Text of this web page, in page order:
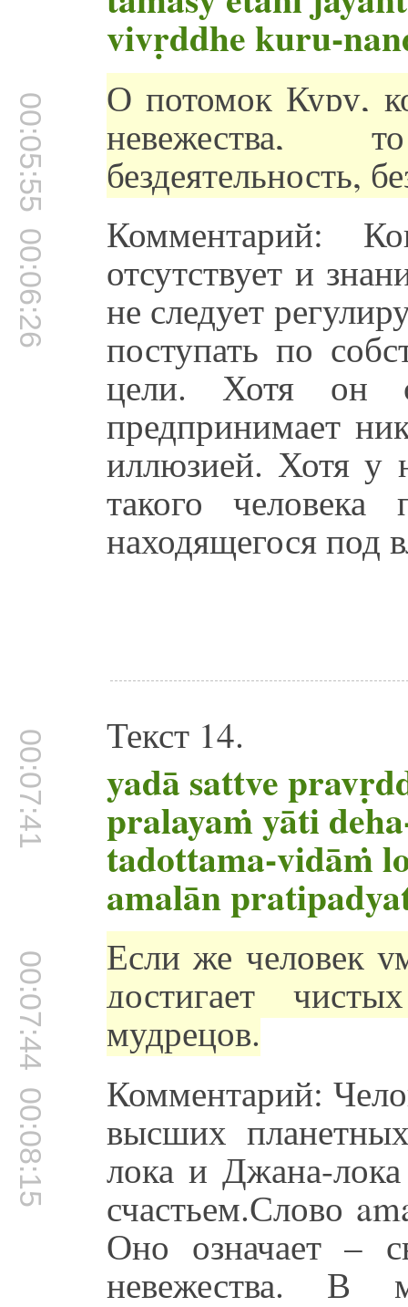
vivṛddhe kuru-
00:05:55 О потомок Куру,
невежества,
бездеятельность,
00:06:26 Комментарий:
отсутствует и
не следует
поступать по
цели. Хотя он
предпринимает
иллюзией. Хотя у
такого человека
находящегося под
00:07:41 Текст 14.
yadā sattve
pralayaṁ yāti
tadottama-vidāṁ
amalān
00:07:44 Если же человек
достигает
мудрецов.
00:08:15 Комментарий:
высших
лока и Джана-
счастьем.Слово
Оно означает –
невежества. В